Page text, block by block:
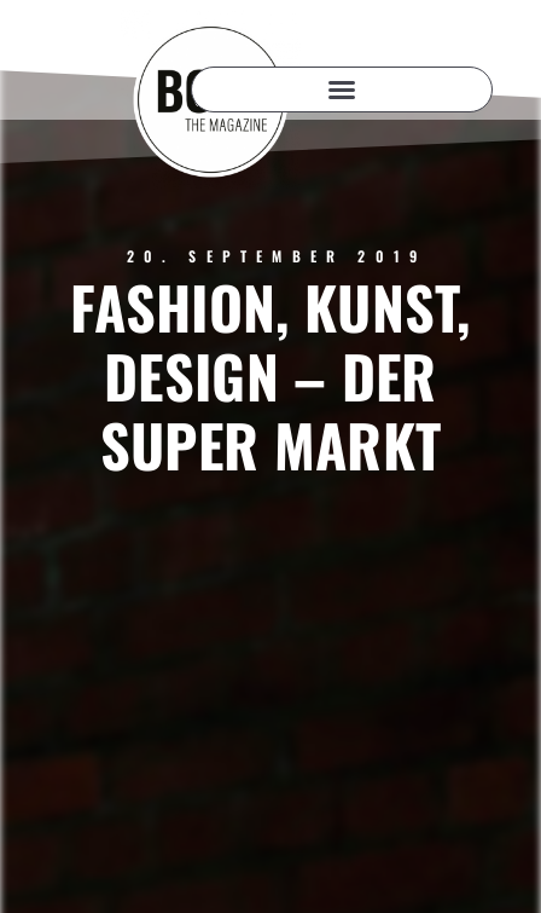
20. SEPTEMBER 2019
FASHION, KUNST,
DESIGN – DER
SUPER MARKT